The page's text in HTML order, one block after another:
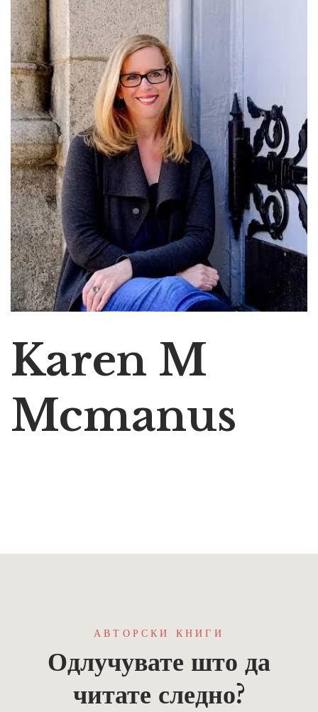
Karen M
Mcmanus
АВТОРСКИ КНИГИ
Одлучувате што да
читате следно?